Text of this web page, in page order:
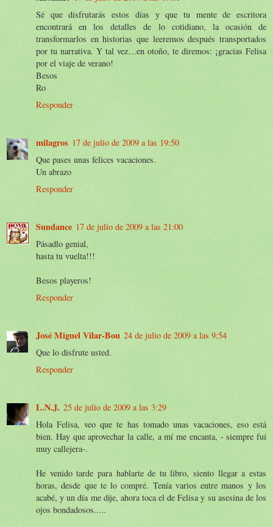
Sé que disfrutarás estos días y que tu mente de escritora
encontrará en los detalles de lo cotidiano, la ocasión de
transformarlos en historias que leeremos después transportados
por tu narrativa. Y tal vez…en otoño, te diremos: ¡gracias Felisa
por el viaje de verano!
Besos
Ro
Responder
milagros 17 de julio de 2009 a las 19:50
Que pases unas felices vacaciones.
Un abrazo
Responder
Sundance 17 de julio de 2009 a las 21:00
Pásadlo genial,
hasta tu vuelta!!!
Besos playeros!
Responder
José Miguel Vilar-Bou 24 de julio de 2009 a las 9:54
Que lo disfrute usted.
Responder
L.N.J. 25 de julio de 2009 a las 3:29
Hola Felisa, veo que te has tomado unas vacaciones, eso está
bien. Hay que aprovechar la calle, a mí me encanta, - siempre fuí
muy callejera-.
He venido tarde para hablarte de tu libro, siento llegar a estas
horas, desde que te lo compré. Tenía varios entre manos y los
acabé, y un día me dije, ahora toca el de Felisa y su asesina de los
ojos bondadosos.....